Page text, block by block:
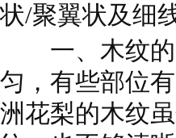
状/聚翼状及细
一、木纹的
匀，有些部位
洲花梨的木纹